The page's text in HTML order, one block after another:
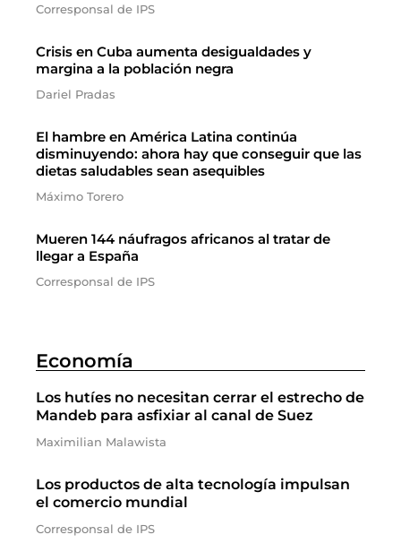
Corresponsal de IPS
Crisis en Cuba aumenta desigualdades y
margina a la población negra
Dariel Pradas
El hambre en América Latina continúa
disminuyendo: ahora hay que conseguir que las
dietas saludables sean asequibles
Máximo Torero
Mueren 144 náufragos africanos al tratar de
llegar a España
Corresponsal de IPS
Economía
Los hutíes no necesitan cerrar el estrecho de
Mandeb para asfixiar al canal de Suez
Maximilian Malawista
Los productos de alta tecnología impulsan
el comercio mundial
Corresponsal de IPS